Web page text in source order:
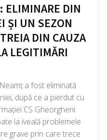
ELIMINARE DIN
ȘI UN SEZON
DIN CAUZA
LEGITIMĂRI
a fost eliminată
după ce a pierdut cu
CS Gheorgheni.
la iveală problemele
grave prin care trece